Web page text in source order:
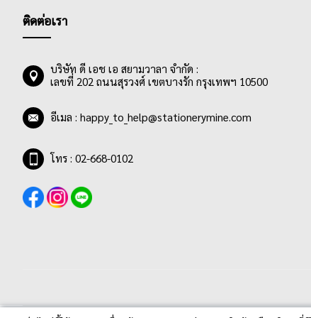
ติดต่อเรา
บริษัท ดี เอช เอ สยามวาลา จำกัด :
เลขที่ 202 ถนนสุรวงศ์ เขตบางรัก กรุงเทพฯ 10500
อีเมล : happy_to_help@stationerymine.com
โทร : 02-668-0102